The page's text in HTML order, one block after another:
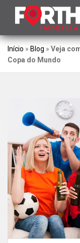
Início » Blog » Veja
Copa do Mundo